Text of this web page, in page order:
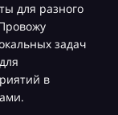
для разного
задач
в